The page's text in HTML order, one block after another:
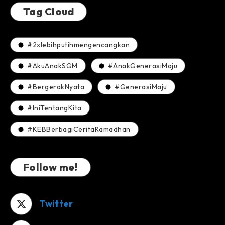
2
Tag Cloud
#2xlebihputihmengencangkan
#AkuAnakSGM #AnakGenerasiMaju
#BergerakNyata #GenerasiMaju
#IniTentangKita
#KEBBerbagiCeritaRamadhan
Follow me!
Twitter